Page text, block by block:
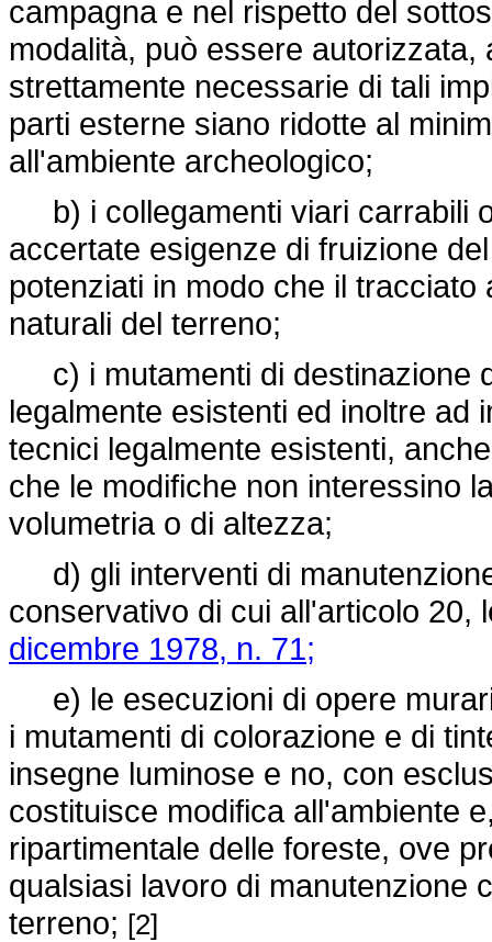
campagna e nel rispetto del
modalità, può essere
strettamente necessarie di tali
parti esterne siano ridotte al
all'ambiente archeologico;
b) i collegamenti viari carrabili
accertate esigenze di fruizione
potenziati in modo che il
naturali del terreno;
c) i mutamenti di destinazione
legalmente esistenti ed inoltre ad
tecnici legalmente esistenti,
che le modifiche non interessino
volumetria o di altezza;
d) gli interventi di
conservativo di cui all'articolo 20,
dicembre 1978, n. 71;
e) le esecuzioni di opere
i mutamenti di colorazione e di
insegne luminose e no, con
costituisce modifica all'ambiente
ripartimentale delle foreste, ove
qualsiasi lavoro di manutenzione
terreno; [2]